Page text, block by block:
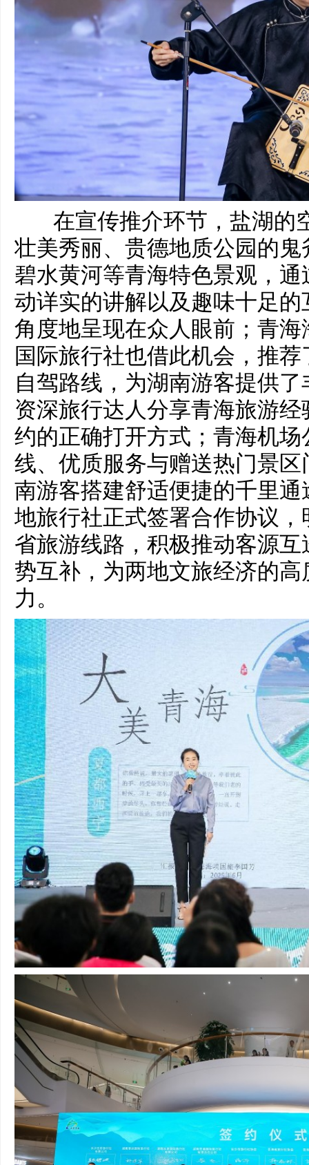
在宣传推介环节，盐湖的
壮美秀丽、贵德地质公园的
碧水黄河等青海特色景观，
动详实的讲解以及趣味十足
角度地呈现在众人眼前；青
国际旅行社也借此机会，推
自驾路线，为湖南游客提供
资深旅行达人分享青海旅游
约的正确打开方式；青海机
线、优质服务与赠送热门景
南游客搭建舒适便捷的千里
地旅行社正式签署合作协议
省旅游线路，积极推动客源
势互补，为两地文旅经济的
力。